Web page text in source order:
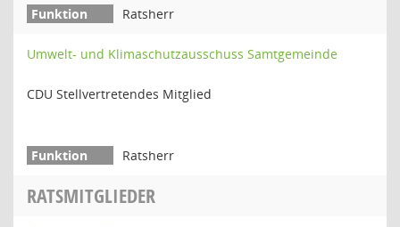
Ratsherr
Umwelt- und Klimaschutzausschuss Samtgemeinde
CDU Stellvertretendes Mitglied
Ratsherr
RATSMITGLIEDER